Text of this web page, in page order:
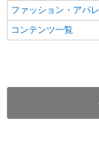
ファッション・アパ
コンテンツ一覧